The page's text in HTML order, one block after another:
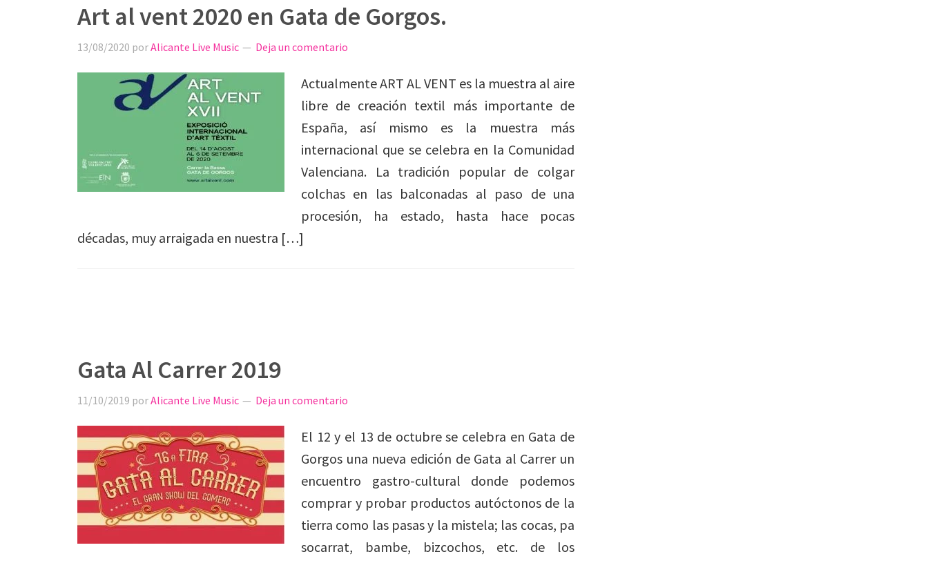
Art al vent 2020 en Gata de Gorgos.
13/08/2020 porAlicante Live Music Deja un comentario
Actualmente ART AL VENT es la muestra al aire
libre de creación textil más importante de
España, así mismo es la muestra más
internacional que se celebra en la Comunidad
Valenciana. La tradición popular de colgar
colchas en las balconadas al paso de una
procesión, ha estado, hasta hace pocas
décadas, muy arraigada en nuestra […]
Gata Al Carrer 2019
11/10/2019 porAlicante Live Music Deja un comentario
El 12 y el 13 de octubre se celebra en Gata de
Gorgos una nueva edición de Gata al Carrer un
encuentro gastro-cultural donde podemos
comprar y probar productos autóctonos de la
tierra como las pasas y la mistela; las cocas, pa
socarrat, bambe, bizcochos, etc. de los